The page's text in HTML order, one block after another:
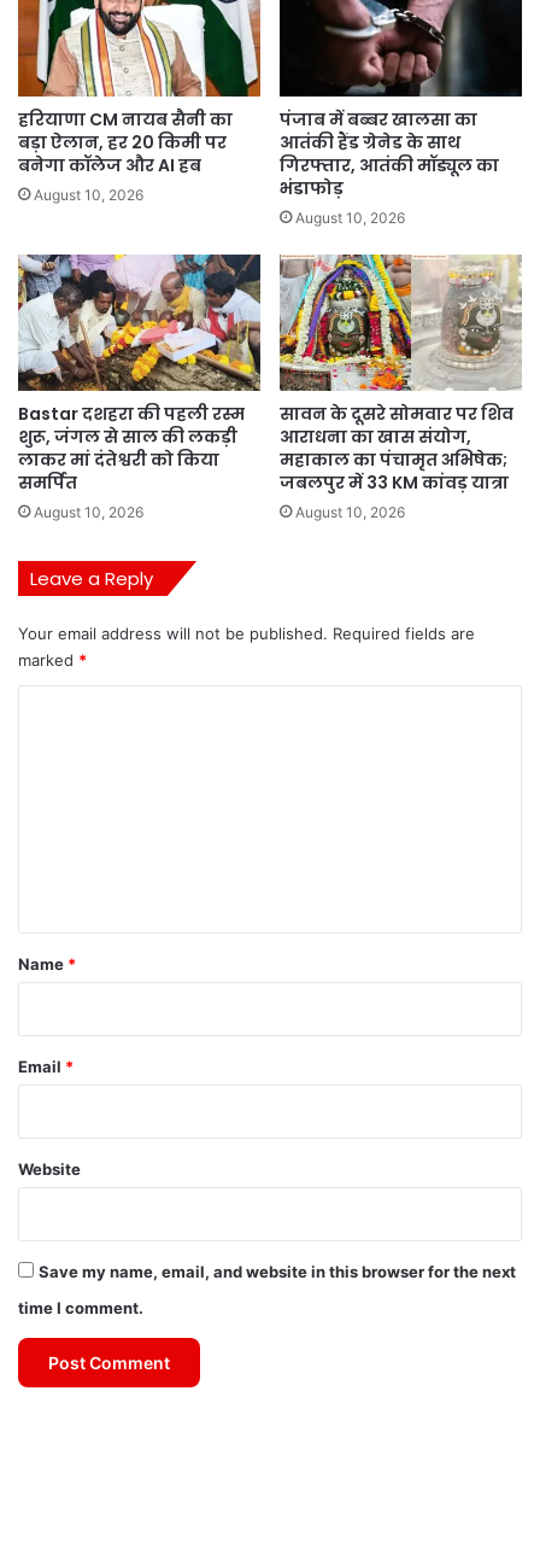
हरियाणा CM नायब सैनी का
बड़ा ऐलान, हर 20 किमी पर
बनेगा कॉलेज और AI हब
August 10, 2026
पंजाब में बब्बर खालसा का
आतंकी हैंड ग्रेनेड के साथ
गिरफ्तार, आतंकी मॉड्यूल का
भंडाफोड़
August 10, 2026
Bastar दशहरा की पहली रस्म
शुरू, जंगल से साल की लकड़ी
लाकर मां दंतेश्वरी को किया
समर्पित
August 10, 2026
सावन के दूसरे सोमवार पर शिव
आराधना का खास संयोग,
महाकाल का पंचामृत अभिषेक;
जबलपुर में 33 KM कांवड़ यात्रा
August 10, 2026
Leave a Reply
Your email address will not be published. Required fields are
marked *
*
Name *
Email *
Website
Save my name, email, and website in this browser for the next
time I comment.